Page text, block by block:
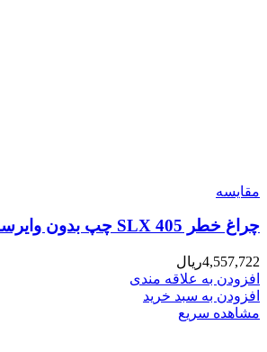
مقایسه
چراغ خطر 405 SLX چپ بدون وایرست/مدرن
4,557,722ریال
افزودن به علاقه مندی
افزودن به سبد خرید
مشاهده سریع